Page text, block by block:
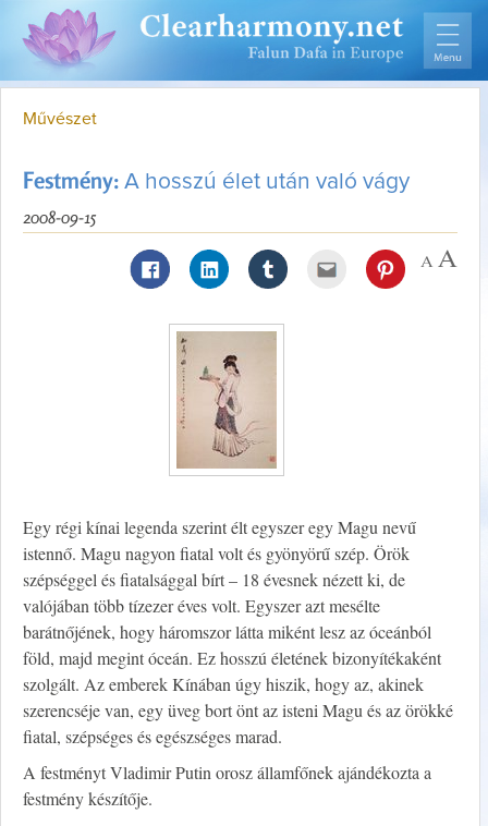
Művészet
Festmény: A hosszú élet után való vágy
2008-09-15
Egy régi kínai legenda szerint élt egyszer egy Magu nevű
istennő. Magu nagyon fiatal volt és gyönyörű szép. Örök
szépséggel és fiatalsággal bírt – 18 évesnek nézett ki, de
valójában több tízezer éves volt. Egyszer azt mesélte
barátnőjének, hogy háromszor látta miként lesz az óceánból
föld, majd megint óceán. Ez hosszú életének bizonyítékaként
szolgált. Az emberek Kínában úgy hiszik, hogy az, akinek
szerencséje van, egy üveg bort önt az isteni Magu és az örökké
fiatal, szépséges és egészséges marad.
A festményt Vladimir Putin orosz államfőnek ajándékozta a
festmény készítője.